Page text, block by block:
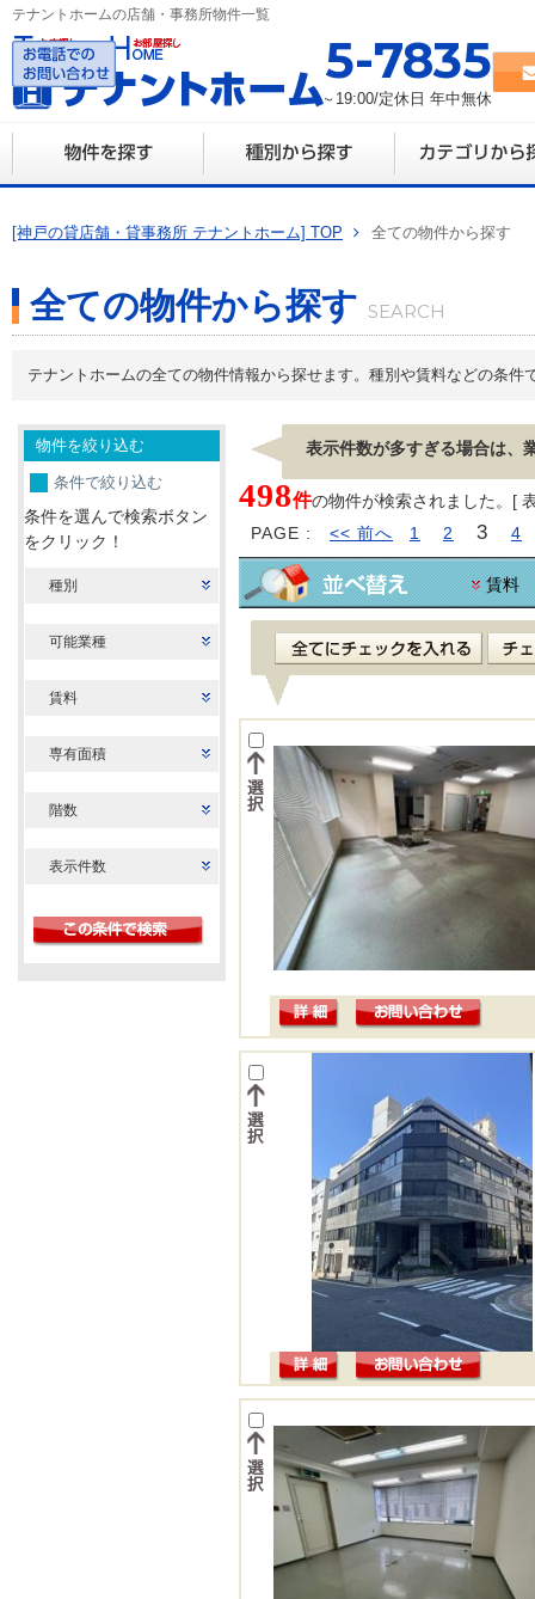
テナントホームの店舗・事務所物件一覧
078-335-7835
営業時間 10:00～19:00/定休日 年中無休
[神戸の貸店舗・貸事務所 テナントホーム] TOP 全ての物件から探す
全ての物件から探す
テナントホームの全ての物件情報から探せます。種別や賃料などの条件
物件を絞り込む
条件で絞り込む
条件を選んで検索ボタン
をクリック！
種別
可能業種
賃料
専有面積
階数
表示件数
表示件数が多すぎる場合は、
498件の物件が検索されました。[
PAGE :
<< 前へ 1 2 3 4
賃料